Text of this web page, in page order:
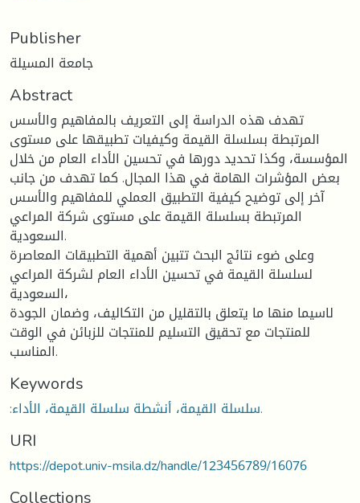
Publisher
جامعة المسيلة
Abstract
تهدف هذه الدراسة إلى التعريف بالمفاهيم والأسس
المرتبطة بسلسلة القيمة وكيفيات تطبيقها على مستوى
المؤسسة، وكذا تحديد دورها في تحسين الأداء العام من خلال
بعض المؤشرات الهامة في هذا المجال. كما تهدف من جانب
آخر إلى توضيح كيفية التطبيق العملي للمفاهيم والأسس
المرتبطة بسلسلة القيمة على مستوى شركة المراعي
السعودية.
وعلى ضوء نتائج البحث تتبين أهمية التطبيقات المعاصرة
لسلسلة القيمة في تحسين الأداء العام لشركة المراعي
السعودية،
لاسيما منها ما يتعلق بالتقليل من التكاليف، وضمان الجودة
للمنتجات مع تحقيق التسليم للمنتجات للزبائن في الوقت
المناسب.
Keywords
:سلسلة القيمة، أنشطة سلسلة القيمة، الأداء.
URI
https://depot.univ-msila.dz/handle/123456789/16076